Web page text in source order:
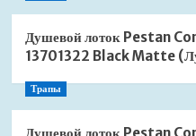
Душевой лоток Pestan
13701322 Black Matte
Трапы